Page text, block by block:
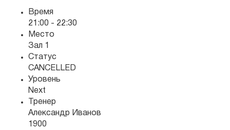
Время
21:00 - 22:30
Место
Зал 1
Статус
CANCELLED
Уровень
Next
Тренер
Александр Иванов
1900